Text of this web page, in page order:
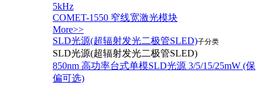
5kHz
COMET-1550 窄线宽激光模块
More>>
SLD光源(超辐射发光二极管SLED)子分类
SLD光源(超辐射发光二极管SLED)
850nm 高功率台式单模SLD光源 3/5/15/25mW (保
偏可选)